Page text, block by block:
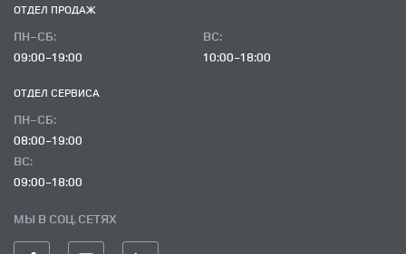
ОТДЕЛ ПРОДАЖ
ПН-СБ:
09:00-19:00
ВC:
10:00-18:00
ОТДЕЛ CЕРВИСА
ПН-СБ:
08:00-19:00
ВC:
09:00-18:00
МЫ В СОЦ. СЕТЯХ